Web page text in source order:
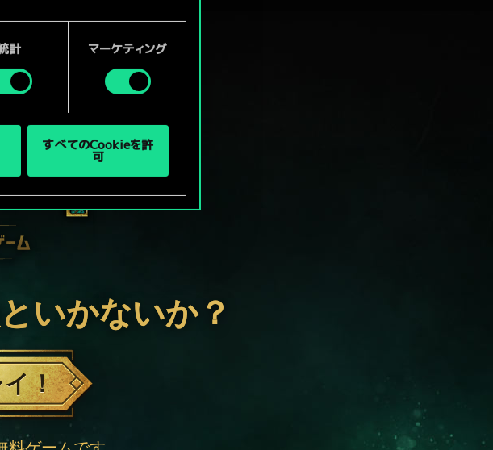
詳細は、下記の「設定」メニ
計 マーケティング
すべてのCookieを許
可
いかないか？
！